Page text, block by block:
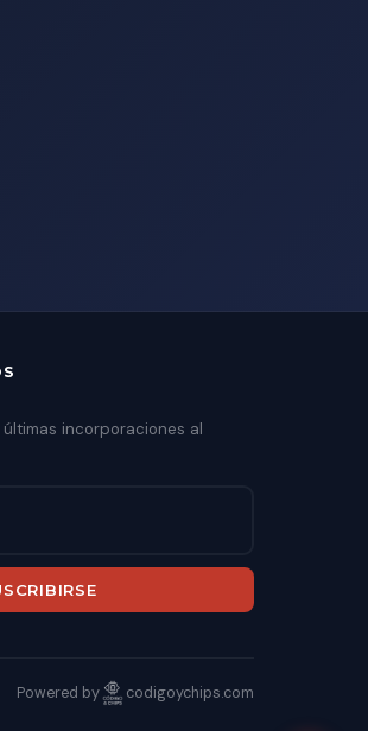
incorporaciones al
Powered by codigoychips.com